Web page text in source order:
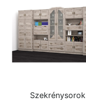
Szekrénysorok